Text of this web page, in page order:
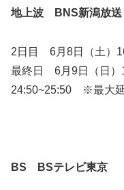
地上波 BNS新潟放送
2日目 6月8日（土）
最終日 6月9日（日）
24:50~25:50 ※最大
BS BSテレビ東京